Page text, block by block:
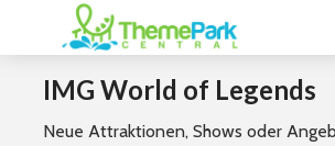
IMG World of Legends
Neue Attraktionen, Shows oder